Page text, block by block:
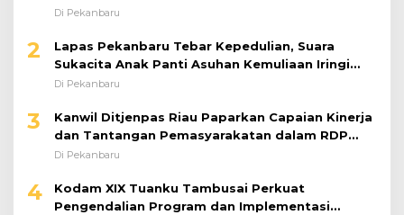
Di Pekanbaru
2
Lapas Pekanbaru Tebar Kepedulian, Suara
Sukacita Anak Panti Asuhan Kemuliaan Iringi
Bantuan Sosial
Di Pekanbaru
3
Kanwil Ditjenpas Riau Paparkan Capaian Kinerja
dan Tantangan Pemasyarakatan dalam RDP
Bersama Komisi XIII DPR RI
Di Pekanbaru
4
Kodam XIX Tuanku Tambusai Perkuat
Pengendalian Program dan Implementasi